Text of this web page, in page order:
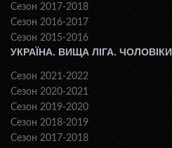
Сезон 2017-2018
Сезон 2016-2017
Сезон 2015-2016
УКРАЇНА. ВИЩА ЛІГА. ЧОЛОВІКИ
Сезон 2021-2022
Сезон 2020-2021
Сезон 2019-2020
Сезон 2018-2019
Сезон 2017-2018